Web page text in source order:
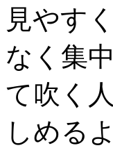
見やす
なく集
て吹く
しめる